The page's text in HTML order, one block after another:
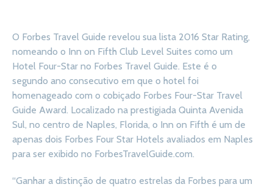
O Forbes Travel Guide revelou sua lista 2016 Star Rating,
nomeando o Inn on Fifth Club Level Suites como um
Hotel Four-Star no Forbes Travel Guide. Este é o
segundo ano consecutivo em que o hotel foi
homenageado com o cobiçado Forbes Four-Star Travel
Guide Award. Localizado na prestigiada Quinta Avenida
Sul, no centro de Naples, Florida, o Inn on Fifth é um de
apenas dois Forbes Four Star Hotels avaliados em Naples
para ser exibido no ForbesTravelGuide.com.
“Ganhar a distinção de quatro estrelas da Forbes para um